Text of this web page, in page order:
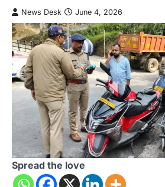
News Desk June 4, 2026
Spread the love